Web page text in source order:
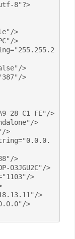
8"?>